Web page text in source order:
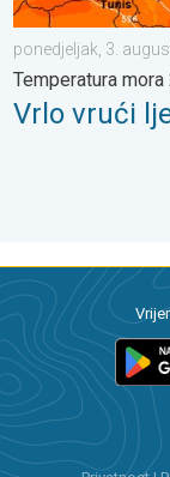
ponedjeljak, 3.
Temperatura mora
Vrlo vrući